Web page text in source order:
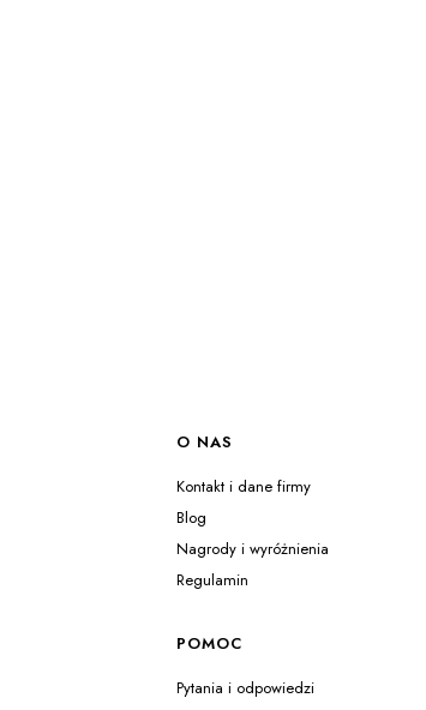
Linki w stopce
O NAS
Kontakt i dane firmy
Blog
Nagrody i wyróżnienia
Regulamin
POMOC
Pytania i odpowiedzi